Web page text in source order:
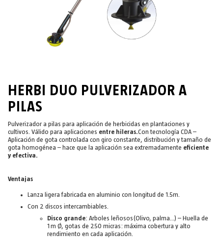
HERBI DUO PULVERIZADOR A
PILAS
Pulverizador a pilas para aplicación de herbicidas en plantaciones y
cultivos. Válido para aplicaciones entre hileras.Con tecnología CDA –
Aplicación de gota controlada con giro constante, distribución y tamaño de
gota homogénea – hace que la aplicación sea extremadamente eficiente
y efectiva.
Ventajas
Lanza ligera fabricada en aluminio con longitud de 1.5m.
Con 2 discos intercambiables.
Disco grande: Arboles leñosos(Olivo, palma...) – Huella de
1 m Ø, gotas de 250 micras: máxima cobertura y alto
rendimiento en cada aplicación.